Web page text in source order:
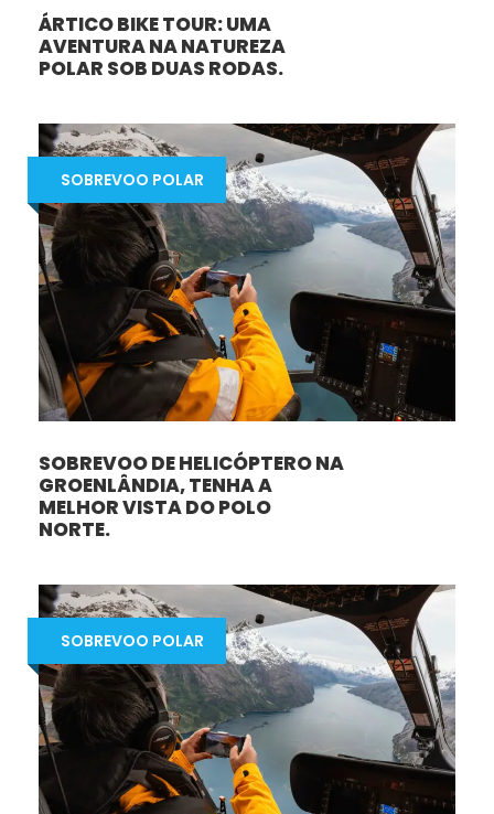
ÁRTICO BIKE TOUR: UMA
AVENTURA NA NATUREZA
POLAR SOB DUAS RODAS.
SOBREVOO POLAR
SOBREVOO DE HELICÓPTERO NA
GROENLÂNDIA, TENHA A
MELHOR VISTA DO POLO
NORTE.
SOBREVOO POLAR